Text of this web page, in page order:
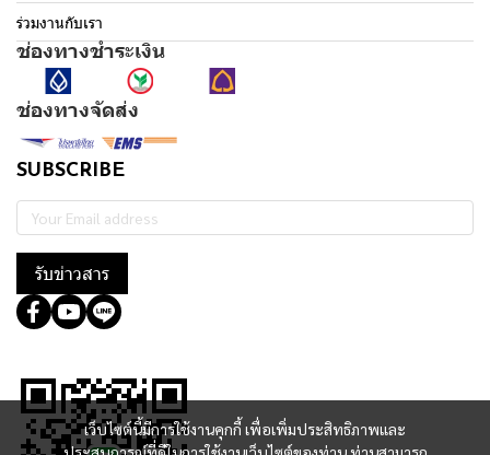
เว็บไซต์นี้มีการใช้งานคุกกี้ เพื่อเพิ่มประสิทธิภาพและ
ร่วมงานกับเรา
ช่องทางชำระเงิน
ช่องทางจัดส่ง
SUBSCRIBE
รับข่าวสาร